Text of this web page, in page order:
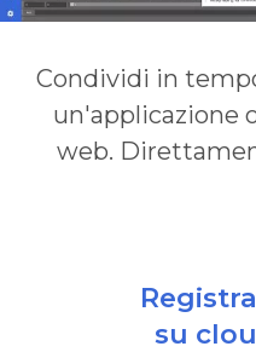
Condividi in
un'applicazione
web.
su